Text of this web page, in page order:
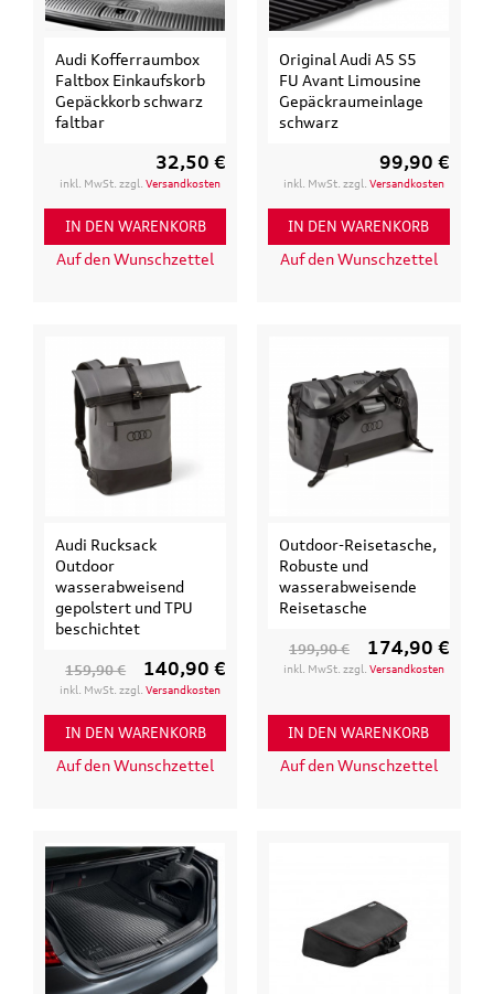
Audi Kofferraumbox
Faltbox Einkaufskorb
Gepäckkorb schwarz
faltbar
32,50 €
inkl. MwSt. zzgl.Versandkosten
IN DEN WARENKORB
Auf den Wunschzettel
Original Audi A5 S5
FU Avant Limousine
Gepäckraumeinlage
schwarz
99,90 €
inkl. MwSt. zzgl. Versandkosten
IN DEN WARENKORB
Auf den Wunschzettel
Audi Rucksack
Outdoor
wasserabweisend
gepolstert und TPU
beschichtet
159,90 € 140,90 €
inkl. MwSt. zzgl.Versandkosten
IN DEN WARENKORB
Auf den Wunschzettel
Outdoor-Reisetasche,
Robuste und
wasserabweisende
Reisetasche
199,90 € 174,90 €
inkl. MwSt. zzgl. Versandkosten
IN DEN WARENKORB
Auf den Wunschzettel